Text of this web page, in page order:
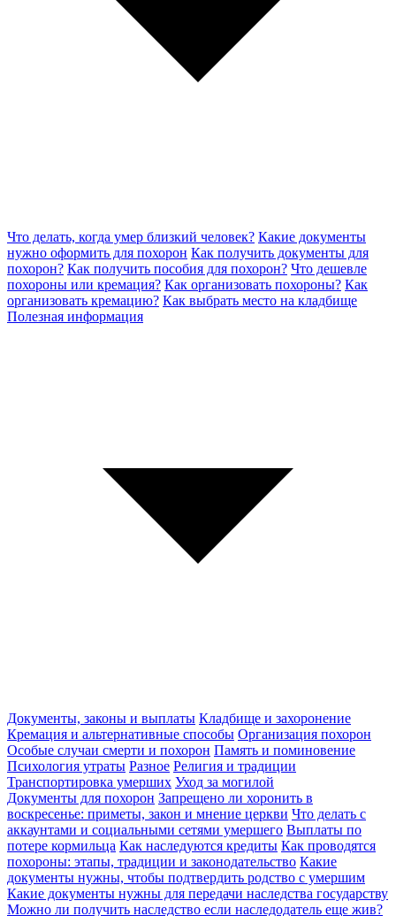
Что делать, когда умер близкий человек? Какие документы
нужно оформить для похорон Как получить документы для
похорон? Как получить пособия для похорон? Что дешевле
похороны или кремация? Как организовать похороны? Как
организовать кремацию? Как выбрать место на кладбище
Полезная информация
Документы, законы и выплаты Кладбище и захоронение
Кремация и альтернативные способы Организация похорон
Особые случаи смерти и похорон Память и поминовение
Психология утраты Разное Религия и традиции
Транспортировка умерших Уход за могилой
Документы для похорон Запрещено ли хоронить в
воскресенье: приметы, закон и мнение церкви Что делать с
аккаунтами и социальными сетями умершего Выплаты по
потере кормильца Как наследуются кредиты Как проводятся
похороны: этапы, традиции и законодательство Какие
документы нужны, чтобы подтвердить родство с умершим
Какие документы нужны для передачи наследства государству
Можно ли получить наследство если наследодатель еще жив?